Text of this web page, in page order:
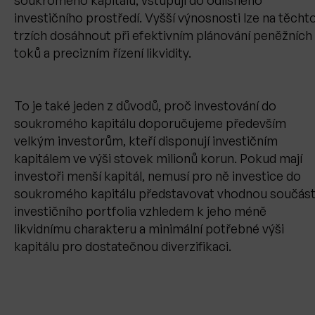
investičního prostředí. Vyšší výnosnosti lze na
trzích dosáhnout při efektivním plánování peněžních
toků a precizním řízení likvidity.
To je také jeden z důvodů, proč investování do
soukromého kapitálu doporučujeme především
velkým investorům, kteří disponují investičním
kapitálem ve výši stovek milionů korun. Pokud mají
investoři menší kapitál, nemusí pro ně investice do
soukromého kapitálu představovat vhodnou součást
investičního portfolia vzhledem k jeho méně
likvidnímu charakteru a minimální potřebné výši
kapitálu pro dostatečnou diverzifikaci.